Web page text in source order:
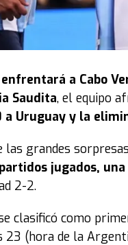
enfrentará a Cabo
Saudita, el equipo
a Uruguay y la
las grandes
jugados,
2-2.
clasificó como
23 (hora de la